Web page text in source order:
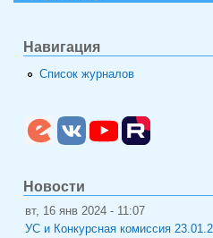
Навигация
Список журналов
Новости
вт, 16 янв 2024 - 11:07
УС и Конкурсная комиссия